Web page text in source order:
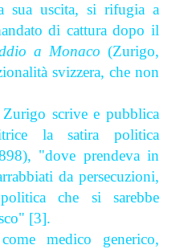
sua uscita, si rifugia a
di cattura dopo il
a Monaco (Zurigo,
svizzera, che non
scrive e pubblica
la satira politica
"dove prendeva in
da persecuzioni,
che si sarebbe
[3].
medico generico,